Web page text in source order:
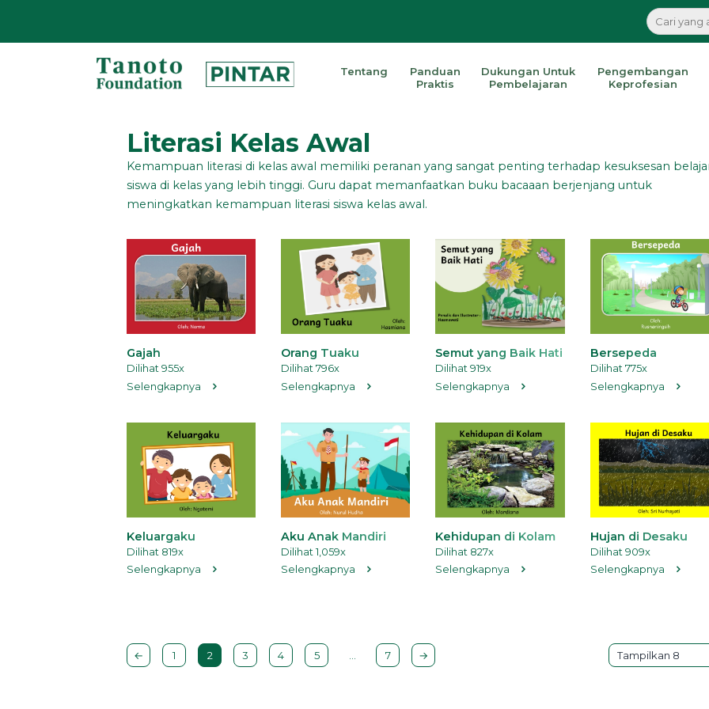
Tanoto
Foundation
Tentang
Panduan
Praktis
Dukungan Untuk
Pembelajaran
Pengembangan
Keprofesian
Literasi Kelas Awal
Kemampuan literasi di kelas awal memiliki peranan yang sangat penting terhadap kesuksesan
siswa di kelas yang lebih tinggi. Guru dapat memanfaatkan buku bacaaan berjenjang untuk
meningkatkan kemampuan literasi siswa kelas awal.
Gajah
Dilihat 955x
Selengkapnya
Orang Tuaku
Dilihat 796x
Selengkapnya
Semut yang Baik Hati
Dilihat 919x
Selengkapnya
Bersepeda
Dilihat 775x
Selengkapnya
Keluargaku
Dilihat 819x
Selengkapnya
Aku Anak Mandiri
Dilihat 1,059x
Selengkapnya
Kehidupan di Kolam
Dilihat 827x
Selengkapnya
Hujan di Desaku
Dilihat 909x
Selengkapnya
← 1 2 3 4 5 … 7 →